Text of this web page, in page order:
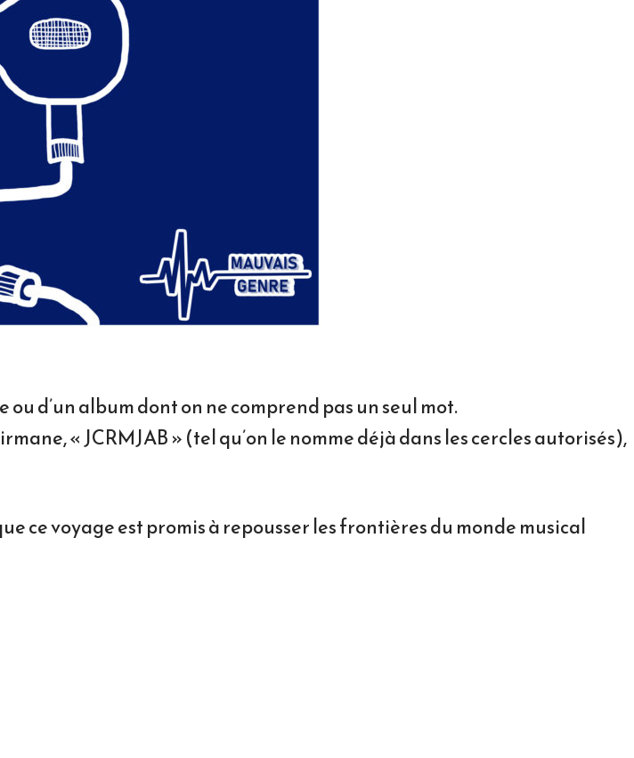
d’un album dont on ne comprend pas un seul mot.
« JCRMJAB » (tel qu’on le nomme déjà dans les cercles autorisés),
ce voyage est promis à repousser les frontières du monde musical